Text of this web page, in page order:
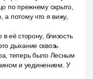
по прежнему скрыто,
а потому что я вижу,
её сторону, близость
дыхание сквозь
теперь было Лесным
и уединением. У